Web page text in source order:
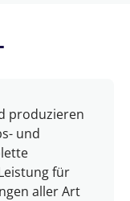
produzieren
und
für
aller Art